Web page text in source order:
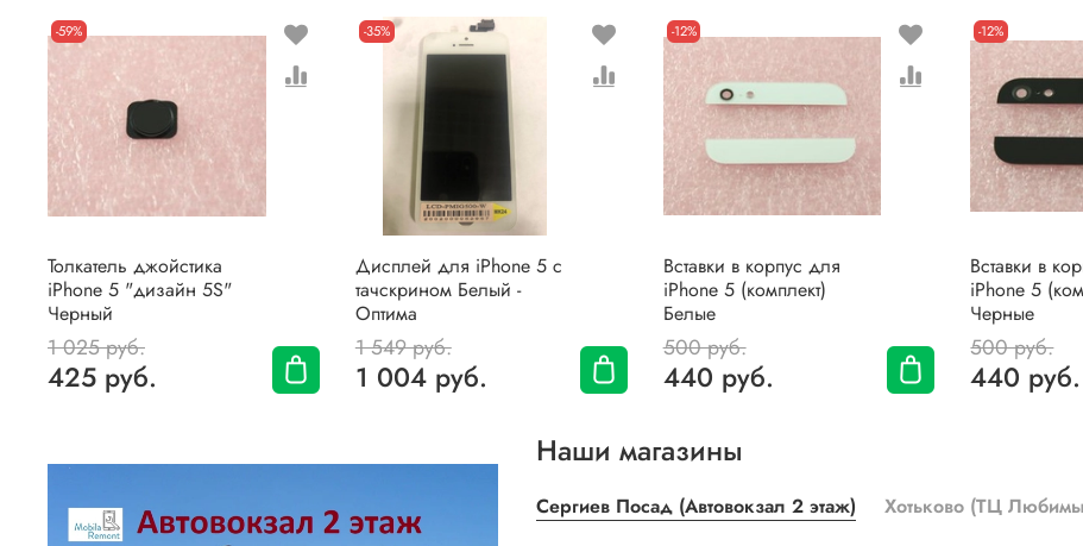
-59%
Толкатель джойстика
iPhone 5 "дизайн 5S"
Черный
1 025 руб.
425 руб.
-35%
Дисплей для iPhone 5 с
тачскрином Белый -
Оптима
1 549 руб.
1 004 руб.
-12%
Вставки в корпус для
iPhone 5 (комплект)
Белые
500 руб.
440 руб.
-12%
Вставки в
iPhone 5
Черные
500 руб.
440 руб.
Наши магазины
Сергиев Посад (Автовокзал 2 этаж) Хотьково (ТЦ